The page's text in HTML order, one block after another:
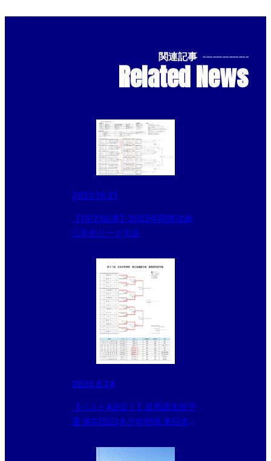
関連記事 --------------
Related News
2023.10.21
【10/21結果】2023年関東信越
三年生リーグ大会
2025.8.24
【ベスト4決定！】群馬県支部予
選 第37回日本少年野球 東日本選